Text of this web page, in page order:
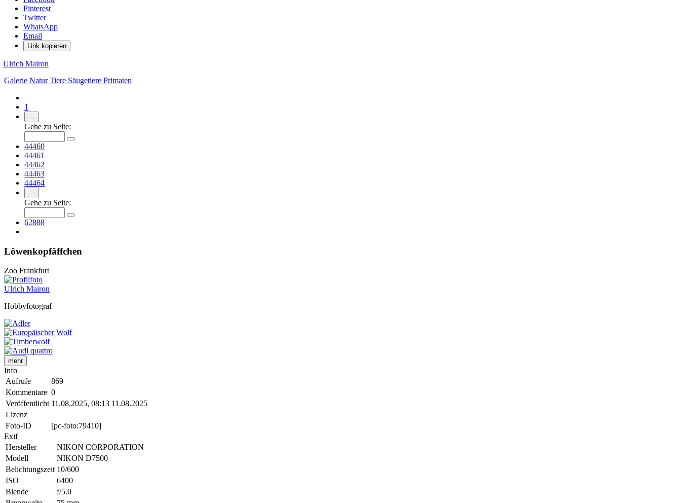
Pinterest
Twitter
WhatsApp
Email
Link kopieren
Ulrich Mairon
Galerie NaturTiere Säugetiere Primaten
1
…
Gehe zu Seite:
44460
44461
44462
44463
44464
…
Gehe zu Seite:
62888
Löwenkopfäffchen
Zoo Frankfurt
Ulrich Mairon
Hobbyfotograf
mehr
Info
Aufrufe
869
Kommentare 0
Veröffentlicht 11.08.2025, 08:13 11.08.2025
Lizenz
Foto-ID
[pc-foto:79410]
Exif
Hersteller
NIKON CORPORATION
Modell
NIKON D7500
Belichtungszeit 10/600
ISO
6400
Blende
f/5.0